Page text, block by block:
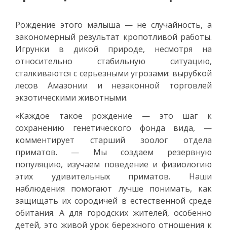
Рождение этого малыша — не случайность, а
закономерный результат кропотливой работы.
Игрунки в дикой природе, несмотря на
относительно стабильную ситуацию,
сталкиваются с серьезными угрозами: вырубкой
лесов Амазонии и незаконной торговлей
экзотическими животными.
«Каждое такое рождение — это шаг к
сохранению генетического фонда вида, —
комментирует старший зоолог отдела
приматов. — Мы создаем резервную
популяцию, изучаем поведение и физиологию
этих удивительных приматов. Наши
наблюдения помогают лучше понимать, как
защищать их сородичей в естественной среде
обитания. А для городских жителей, особенно
детей, это живой урок бережного отношения к